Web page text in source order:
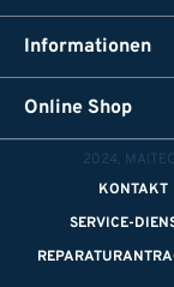
Informationen
Online Shop
2024,
KONTAKT
SERVICE-